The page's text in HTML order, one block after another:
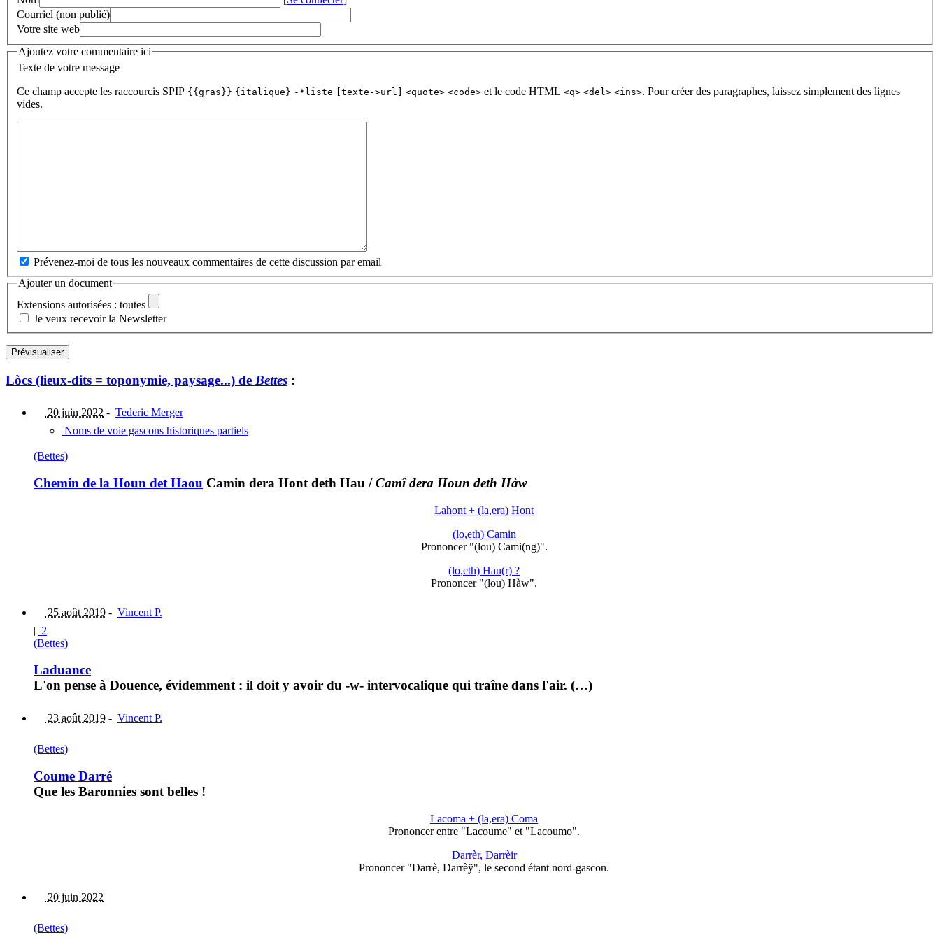
Courriel (non publié)
Votre site web
Ajoutez votre commentaire ici
Texte de votre message
Ce champ accepte les raccourcis SPIP {{gras}} {italique} -*liste [texte->url] <quote> <code> et le code HTML <q> <del> <ins>. Pour créer des paragraphes, laissez simplement des lignes
vides.
Prévenez-moi de tous les nouveaux commentaires de cette discussion par email
Ajouter un document
Extensions autorisées : toutes
Je veux recevoir la Newsletter
Lòcs (lieux-dits = toponymie, paysage...) de Bettes :
20 juin 2022 - Tederic Merger
Noms de voie gascons historiques partiels
(Bettes)
Chemin de la Houn det Haou Camin dera Hont deth Hau /Camî dera Houn deth Hàw
Lahont + (la,era) Hont
(lo,eth) Camin
Prononcer "(lou) Cami(ng)".
(lo,eth) Hau(r) ?
Prononcer "(lou) Hàw".
25 août 2019 - Vincent P.
| 2
(Bettes)
Laduance
L'on pense à Douence, évidemment : il doit y avoir du -w- intervocalique qui traîne dans l'air. (…)
23 août 2019 - Vincent P.
(Bettes)
Coume Darré
Que les Baronnies sont belles !
Lacoma + (la,era) Coma
Prononcer entre "Lacoume" et "Lacoumo".
Darrèr, Darrèir
Prononcer "Darrè, Darrèÿ", le second étant nord-gascon.
20 juin 2022
(Bettes)